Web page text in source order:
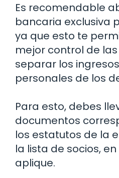
Es recomendable
bancaria exclusiva
ya que esto te
mejor control de
separar los
personales de los
Para esto, debes
documentos
los estatutos de la
la lista de socios,
aplique.